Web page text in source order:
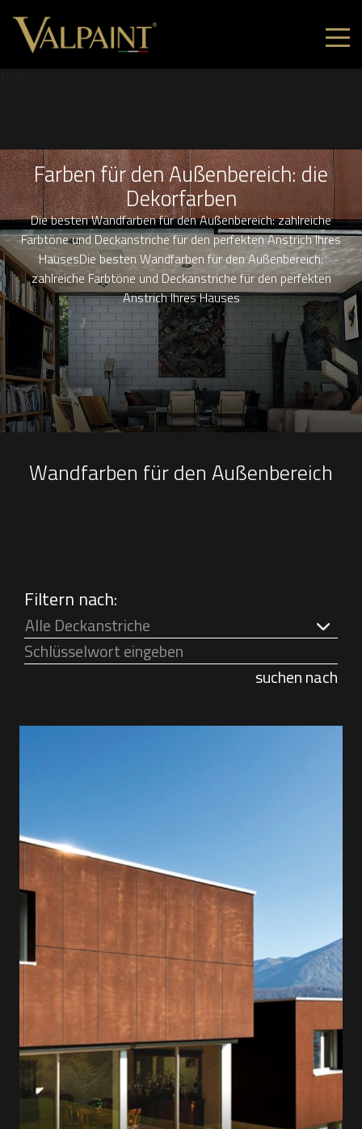
Farben für den Außenbereich: die
Dekorfarben
Die besten Wandfarben für den Außenbereich: zahlreiche
Farbtöne und Deckanstriche für den perfekten Anstrich Ihres
HausesDie besten Wandfarben für den Außenbereich:
zahlreiche Farbtöne und Deckanstriche für den perfekten
Anstrich Ihres Hauses
Wandfarben für den Außenbereich
Filtern nach:
Alle Deckanstriche
suchen nach